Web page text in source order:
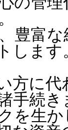
豊富
します
方に
手続
を生